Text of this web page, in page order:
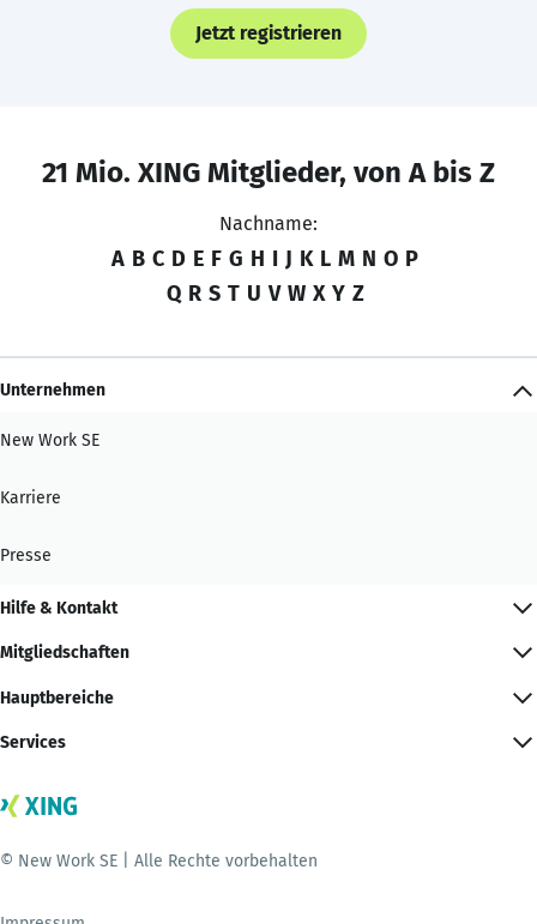
Jetzt registrieren
21 Mio. XING Mitglieder, von A bis Z
Nachname:
A B C D E F G H I J K L M N O P
Q R S T U V W X Y Z
Unternehmen
New Work SE
Karriere
Presse
Hilfe & Kontakt
Mitgliedschaften
Hauptbereiche
Services
© New Work SE | Alle Rechte vorbehalten